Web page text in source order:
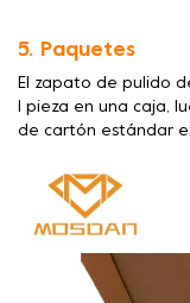
5. Paquetes
El zapato de pulido
1 pieza en una caja,
de cartón estándar